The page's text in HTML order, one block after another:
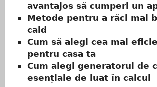
avantajos să cumperi un
Metode pentru a răci mai
cald
Cum să alegi cea mai
pentru casa ta
Cum alegi generatorul de
esențiale de luat în calcul